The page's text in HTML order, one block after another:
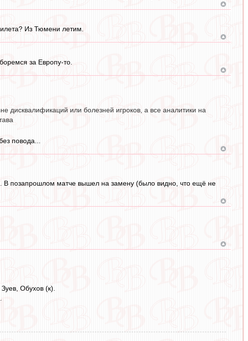
Из Тюмени летим.
за Европу-то.
дисквалификаций или болезней игроков, а все аналитики на
повода...
В позапрошлом матче вышел на замену (было видно, что ещё не
Обухов (к).